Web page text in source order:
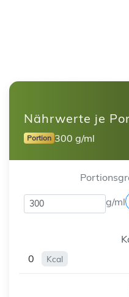
Nährwerte je
Portion 300 g/ml
g/ml
0
Kcal